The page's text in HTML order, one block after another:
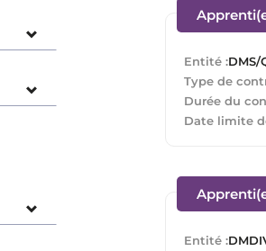
Entité :DMS/
Type de
Durée du
Date limite
Entité :